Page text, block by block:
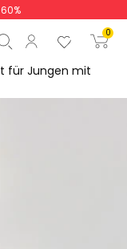
0
für Jungen mit